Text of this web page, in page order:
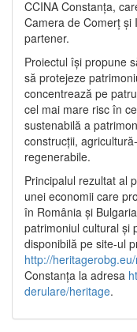
CCINA Constanța,
Camera de Comerț și
partener.
Proiectul își propune
să protejeze
concentrează pe
cel mai mare risc în
sustenabilă a
construcții,
regenerabile.
Principalul rezultat al
unei economii care
în România și
patrimoniul cultural și
disponibilă pe site-ul
http://
Constanța la adresa
derulare/heritage.